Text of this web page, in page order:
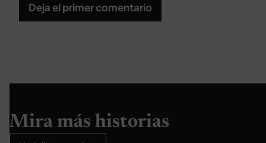
Deja el primer comentario
Mira más historias